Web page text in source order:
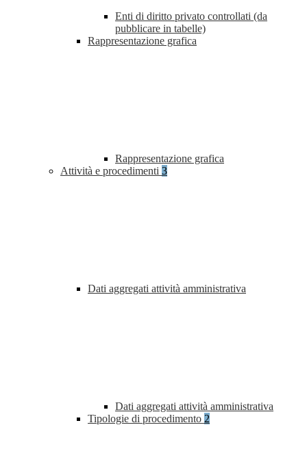
Enti di diritto privato controllati (da
pubblicare in tabelle)
Rappresentazione grafica
Rappresentazione grafica
Attività e procedimenti 3
Dati aggregati attività amministrativa
Dati aggregati attività amministrativa
Tipologie di procedimento 2